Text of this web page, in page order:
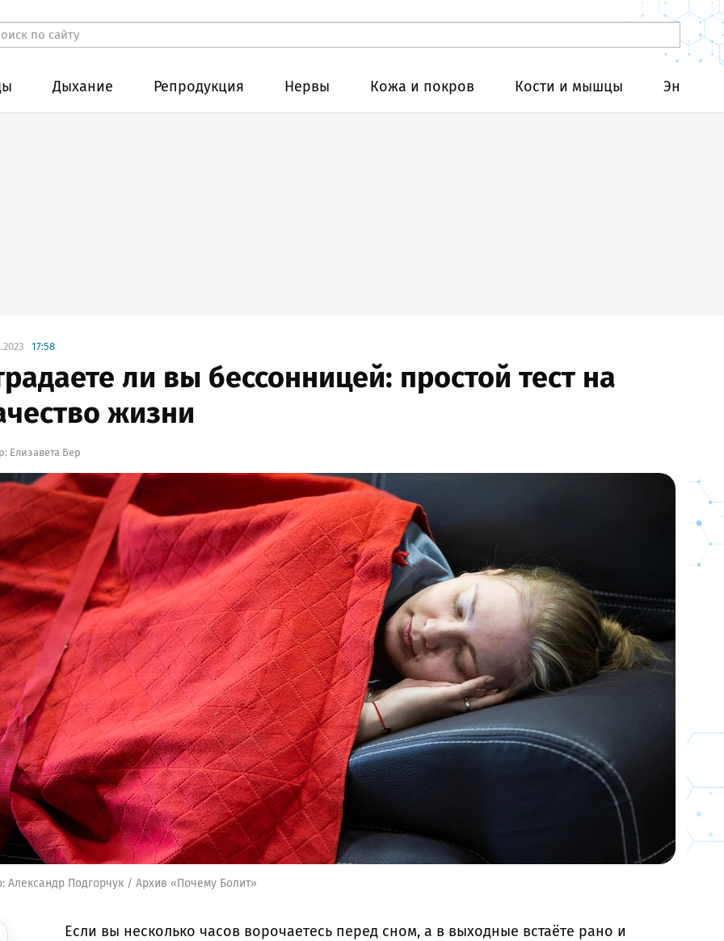
Дыхание Репродукция Нервы Кожа и покров Кости и мышцы
17:58
ли вы бессонницей: простой тест на
жизни
Елизавета Бер
Александр Подгорчук / Архив «Почему Болит»
Если вы несколько часов ворочаетесь перед сном, а в выходные встаёте рано и